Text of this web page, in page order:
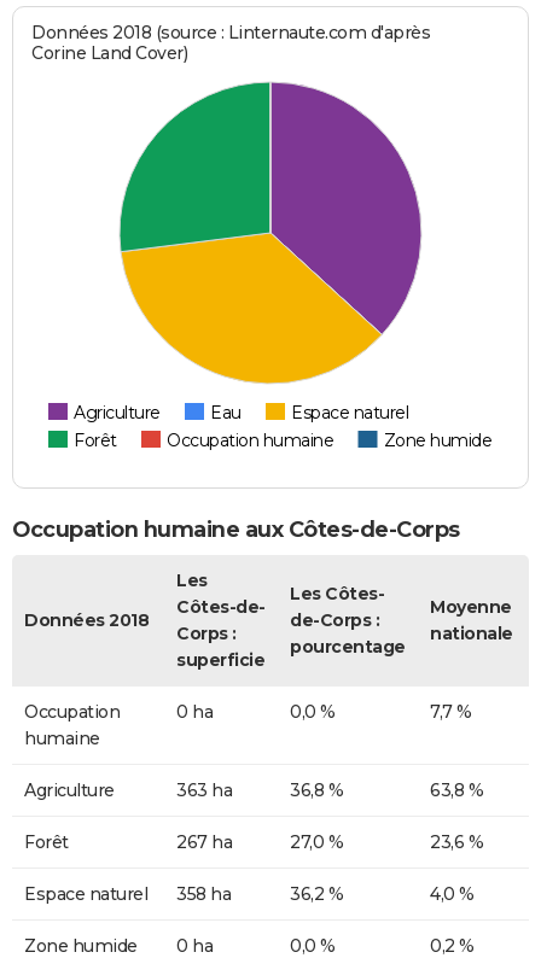
Données 2018 (source : Linternaute.com d'après
Corine Land Cover)
Agriculture Eau
Espace naturel
Forêt
Occupation humaine Zone humide
Occupation humaine aux Côtes-de-Corps
Données 2018
Les
Côtes-de-
Corps :
superficie
Les Côtes-
de-Corps :
pourcentage
Moyenne
nationale
Occupation
humaine
0 ha 0,0 % 7,7 %
Agriculture 363 ha 36,8 % 63,8 %
Forêt 267 ha 27,0 % 23,6 %
Espace naturel 358 ha 36,2 % 4,0 %
Zone humide 0 ha 0,0 % 0,2 %